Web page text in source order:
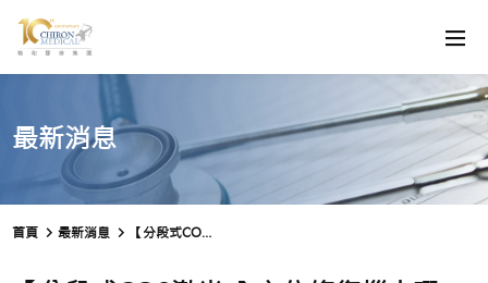
最新消息
首頁 最新消息 【分段式CO2激光 全方位修復惱人瑕疵】